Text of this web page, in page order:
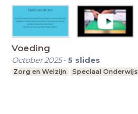
Voeding
October 2025-5 slides
Zorg en Welzijn Speciaal Onderwijs